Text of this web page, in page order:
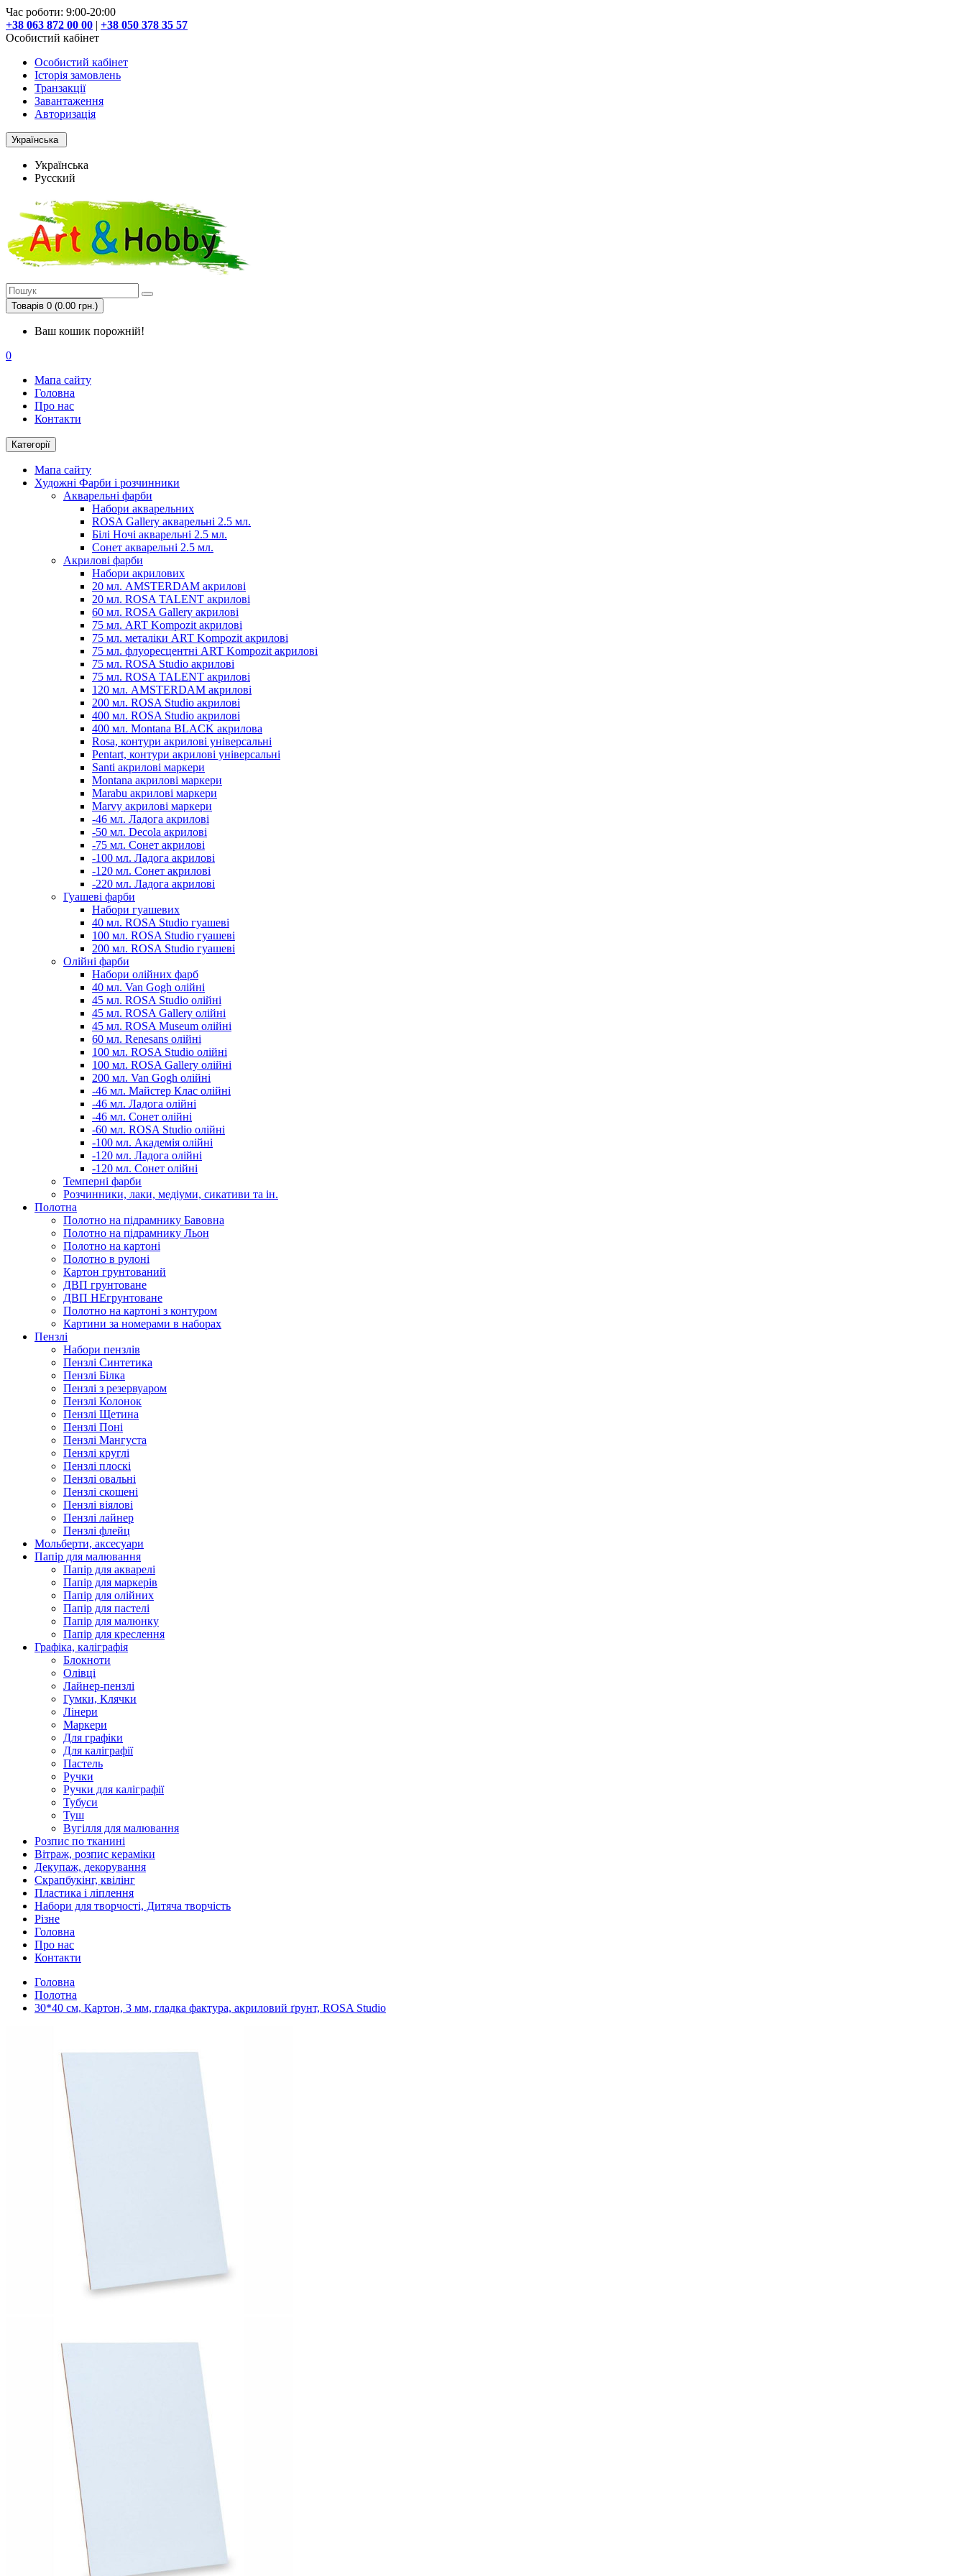
Час роботи: 9:00-20:00
+38 063 872 00 00 | +38 050 378 35 57
Особистий кабінет
Особистий кабінет
Історія замовлень
Транзакції
Завантаження
Авторизація
Українська
Українська
Русский
Товарів 0 (0.00 грн.)
Ваш кошик порожній!
0
Мапа сайту
Головна
Про нас
Контакти
Категорії
Мапа сайту
Художні Фарби і розчинники
Акварельні фарби
Набори акварельних
ROSA Gallery акварельні 2.5 мл.
Білі Ночі акварельні 2.5 мл.
Сонет акварельні 2.5 мл.
Акрилові фарби
Набори акрилових
20 мл. AMSTERDAM акрилові
20 мл. ROSA TALENT акрилові
60 мл. ROSA Gallery акрилові
75 мл. ART Kompozit акрилові
75 мл. металіки ART Kompozit акрилові
75 мл. флуоресцентні ART Kompozit акрилові
75 мл. ROSA Studio акрилові
75 мл. ROSA TALENT акрилові
120 мл. AMSTERDAM акрилові
200 мл. ROSA Studio акрилові
400 мл. ROSA Studio акрилові
400 мл. Montana BLACK акрилова
Rosa, контури акрилові універсальні
Pentart, контури акрилові універсальні
Santi акрилові маркери
Montana акрилові маркери
Marabu акрилові маркери
Marvy акрилові маркери
-46 мл. Ладога акрилові
-50 мл. Decola акрилові
-75 мл. Сонет акрилові
-100 мл. Ладога акрилові
-120 мл. Сонет акрилові
-220 мл. Ладога акрилові
Гуашеві фарби
Набори гуашевих
40 мл. ROSA Studio гуашеві
100 мл. ROSA Studio гуашеві
200 мл. ROSA Studio гуашеві
Олійні фарби
Набори олійних фарб
40 мл. Van Gogh олійні
45 мл. ROSA Studio олійні
45 мл. ROSA Gallery олійні
45 мл. ROSA Museum олійні
60 мл. Renesans олійні
100 мл. ROSA Studio олійні
100 мл. ROSA Gallery олійні
200 мл. Van Gogh олійні
-46 мл. Майстер Клас олійні
-46 мл. Ладога олійні
-46 мл. Сонет олійні
-60 мл. ROSA Studio олійні
-100 мл. Академія олійні
-120 мл. Ладога олійні
-120 мл. Сонет олійні
Темперні фарби
Розчинники, лаки, медіуми, сикативи та ін.
Полотна
Полотно на підрамнику Бавовна
Полотно на підрамнику Льон
Полотно на картоні
Полотно в рулоні
Картон грунтований
ДВП грунтоване
ДВП НЕгрунтоване
Полотно на картоні з контуром
Картини за номерами в наборах
Пензлі
Набори пензлів
Пензлі Синтетика
Пензлі Білка
Пензлі з резервуаром
Пензлі Колонок
Пензлі Щетина
Пензлі Поні
Пензлі Мангуста
Пензлі круглі
Пензлі плоскі
Пензлі овальні
Пензлі скошені
Пензлі віялові
Пензлі лайнер
Пензлі флейц
Мольберти, аксесуари
Папір для малювання
Папір для акварелі
Папір для маркерів
Папір для олійних
Папір для пастелі
Папір для малюнку
Папір для креслення
Графіка, каліграфія
Блокноти
Олівці
Лайнер-пензлі
Гумки, Клячки
Лінери
Маркери
Для графіки
Для каліграфії
Пастель
Ручки
Ручки для каліграфії
Тубуси
Туш
Вугілля для малювання
Розпис по тканині
Вітраж, розпис кераміки
Декупаж, декорування
Скрапбукінг, квілінг
Пластика і ліплення
Набори для творчості, Дитяча творчість
Різне
Головна
Про нас
Контакти
Головна
Полотна
30*40 см, Картон, 3 мм, гладка фактура, акриловий ґрунт, ROSA Studio